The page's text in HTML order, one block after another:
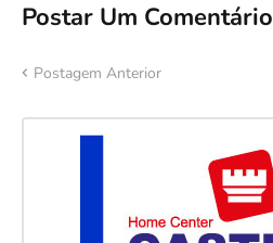
Postar Um Comentário
Postagem Anterior